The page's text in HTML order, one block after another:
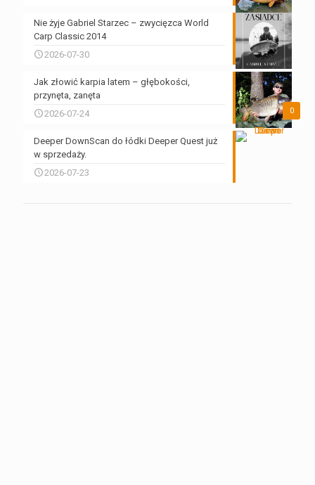
Nie żyje Gabriel Starzec – zwycięzca World
Carp Classic 2014
2026-07-30
0
Jak złowić karpia latem – głębokości,
przynęta, zanęta
2026-07-24
Deeper DownScan do łódki Deeper Quest już
w sprzedaży.
2026-07-23